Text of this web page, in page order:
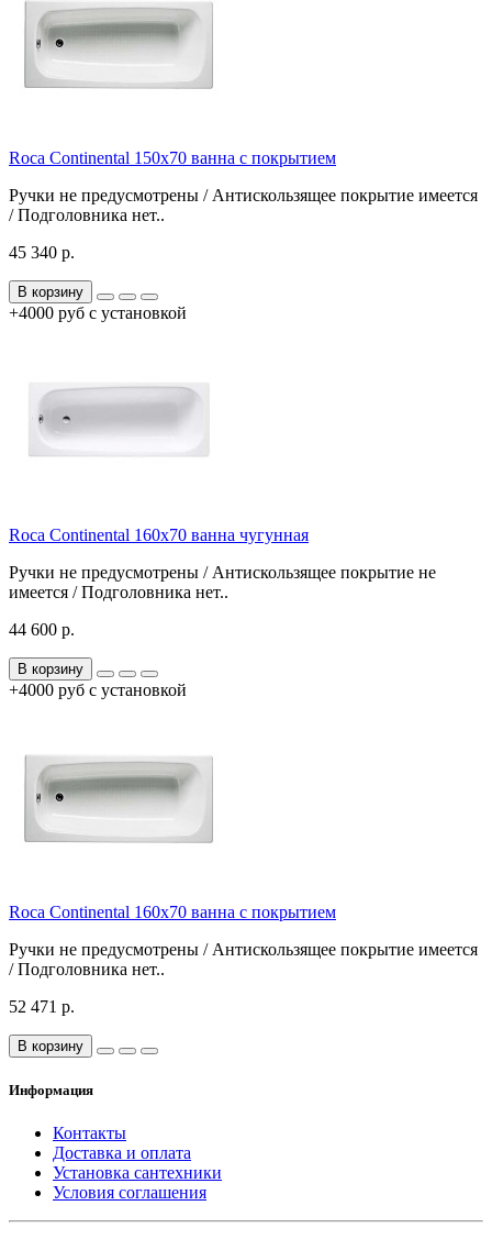
Roca Continental 150x70 ванна с покрытием
Ручки не предусмотрены / Антискользящее покрытие имеется
/ Подголовника нет..
45 340 р.
В корзину
+4000 руб с установкой
Roca Continental 160x70 ванна чугунная
Ручки не предусмотрены / Антискользящее покрытие не
имеется / Подголовника нет..
44 600 р.
В корзину
+4000 руб с установкой
Roca Continental 160x70 ванна с покрытием
Ручки не предусмотрены / Антискользящее покрытие имеется
/ Подголовника нет..
52 471 р.
В корзину
Информация
Контакты
Доставка и оплата
Установка сантехники
Условия соглашения